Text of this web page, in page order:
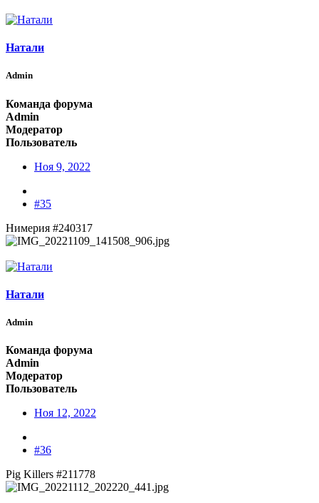
Натали
Admin
Команда форума
Admin
Модератор
Пользователь
Ноя 9, 2022
#35
Нимерия #240317
Натали
Admin
Команда форума
Admin
Модератор
Пользователь
Ноя 12, 2022
#36
Pig Killers #211778